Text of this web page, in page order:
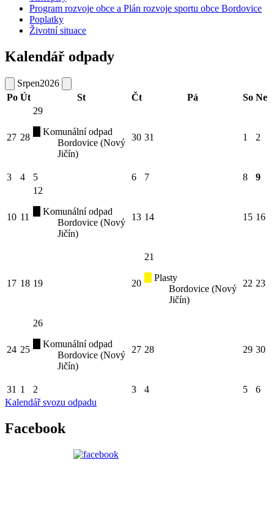
Program rozvoje obce a Plán rozvoje sportu obce Bordovice
Poplatky
Životní situace
Kalendář odpady
Srpen2026
Po Út St Čt Pá So Ne
27 28
29
Komunální odpad
Bordovice (Nový
Jičín)
30 31 1 2
3 4 5 6 7 8 9
10 11
12
Komunální odpad
Bordovice (Nový
Jičín)
13 14 15 16
17 18 19 20
21
Plasty
Bordovice (Nový
Jičín)
22 23
24 25
26
Komunální odpad
Bordovice (Nový
Jičín)
27 28 29 30
31 1 2 3 4 5
6
Kalendář svozu odpadu
Facebook